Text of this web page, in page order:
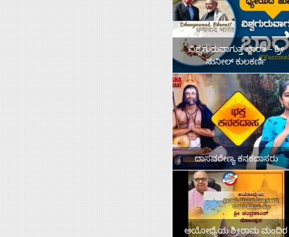
ವಿಶ್ವಗುರುವಾಗುತ್ತ ಭಾರತ – ಶ್ರೀ
ಸುನೀಲ್‌ ಕುಲಕರ್ಣಿ
ದಾಸವರೇಣ್ಯ ಕನಕದಾಸರು
ಅಯೋಧ್ಯೆಯ ಶ್ರೀರಾಮ ಮಂದಿರ